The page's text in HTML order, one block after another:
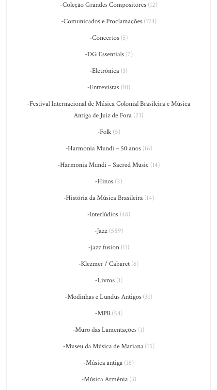
-Coleção Grandes Compositores(12)
-Comunicados e Proclamações(174)
-Concertos(5)
-DG Essentials(7)
-Eletrônica (3)
-Entrevistas(10)
-Festival Internacional de Música Colonial Brasileira e Música
Antiga de Juiz de Fora (23)
-Folk(5)
-Harmonia Mundi – 50 anos(16)
-Harmonia Mundi – Sacred Music (14)
-Hinos (2)
-História da Música Brasileira(14)
-Interlúdios(48)
-Jazz(589)
-jazz fusion(11)
-Klezmer / Cabaret (6)
-Livros(1)
-Modinhas e Lundus Antigos (31)
-MPB(54)
-Muro das Lamentações (1)
-Museu da Música de Mariana(15)
-Música antiga (16)
-Música Armênia(3)